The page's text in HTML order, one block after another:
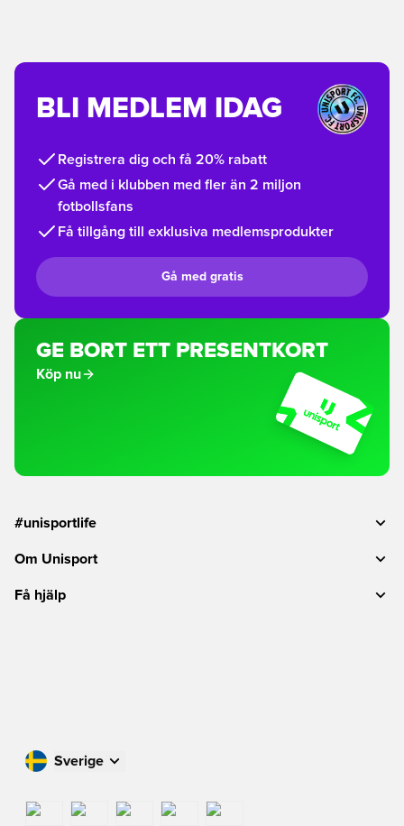
BLI MEDLEM IDAG
Registrera dig och få 20% rabatt
Gå med i klubben med fler än 2 miljon
fotbollsfans
Få tillgång till exklusiva medlemsprodukter
Gå med gratis
GE BORT ETT PRESENTKORT
Köp nu
#unisportlife
Om Unisport
Få hjälp
Sverige